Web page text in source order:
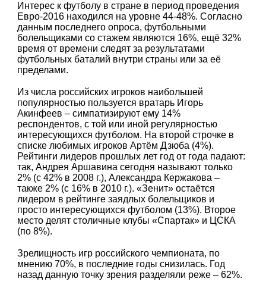
Интерес к футболу в стране в период проведения
Евро-2016 находился на уровне 44-48%. Согласно
данным последнего опроса, футбольными
болельщиками со стажем являются 16%, ещё 32%
время от времени следят за результатами
футбольных баталий внутри страны или за её
пределами.
Из числа российских игроков наибольшей
популярностью пользуется вратарь Игорь
Акинфеев – симпатизируют ему 14%
респондентов, с той или иной регулярностью
интересующихся футболом. На второй строчке в
списке любимых игроков Артём Дзюба (4%).
Рейтинги лидеров прошлых лет год от года падают:
так, Андрея Аршавина сегодня называют только
2% (с 42% в 2008 г.), Александра Кержакова –
также 2% (с 16% в 2010 г.). «Зенит» остаётся
лидером в рейтинге заядлых болельщиков и
просто интересующихся футболом (13%). Второе
место делят столичные клубы «Спартак» и ЦСКА
(по 8%).
Зрелищность игр российского чемпионата, по
мнению 70%, в последние годы снизилась. Год
назад данную точку зрения разделяли реже – 62%.